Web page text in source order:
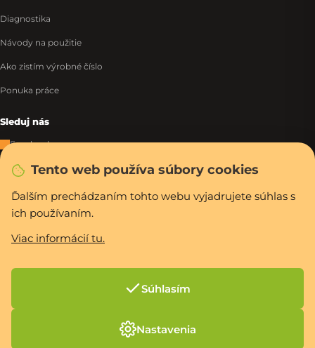
Tento web používa súbory cookies
Ďalším prechádzaním tohto webu vyjadrujete súhlas s
ich používaním.
Viac informácií tu.
Súhlasím
Nastavenia
Diagnostika
Návody na použitie
Ako zistím výrobné číslo
Ponuka práce
Sleduj nás
Facebook
Instagram
Tiktok
WhatsApp
PCexpres.sk. Všetky práva vyhradené.